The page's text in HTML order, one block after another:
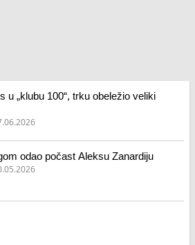
u „klubu 100“, trku obeležio veliki
odao počast Aleksu Zanardiju